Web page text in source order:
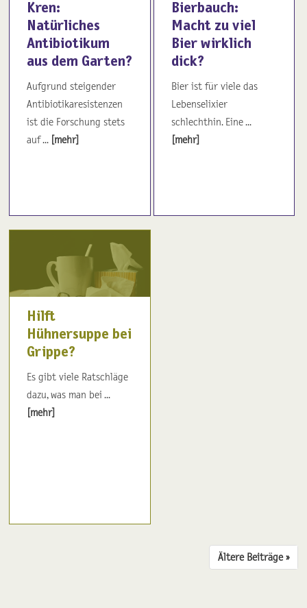
Kren:
Natürliches
Antibiotikum
aus dem Garten?
Aufgrund steigender
Antibiotikaresistenzen
ist die Forschung stets
auf ... [mehr]
Bierbauch:
Macht zu viel
Bier wirklich
dick?
Bier ist für viele das
Lebenselixier
schlechthin. Eine ...
[mehr]
Hilft
Hühnersuppe bei
Grippe?
Es gibt viele Ratschläge
dazu, was man bei ...
[mehr]
Ältere Beiträge ››